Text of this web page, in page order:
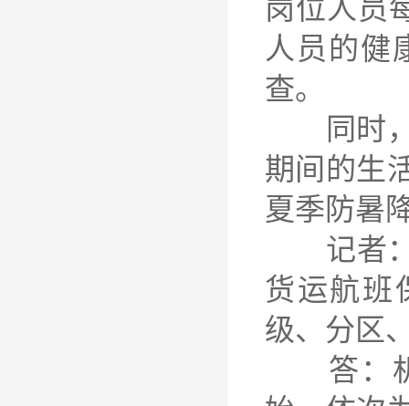
岗位人员
人员的健
查。
同时，
期间的生
夏季防暑
记者：“
货运航班
级、分区
答：机